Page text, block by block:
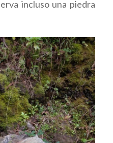
incluso una piedra